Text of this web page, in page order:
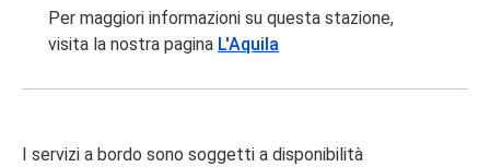
Per maggiori informazioni su questa stazione,
visita la nostra pagina L'Aquila
I servizi a bordo sono soggetti a disponibilità